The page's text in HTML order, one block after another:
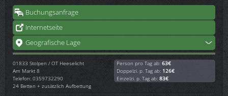
Buchungsanfrage
Internetseite
Geografische Lage
01833 Stolpen / OT Heeselicht
Am Markt 8
Telefon: 0359732290
24 Betten + zusätzlich Aufbettung
Person pro Tag ab: 63€
Doppelzi. p. Tag ab: 126€
Einzelzi. p. Tag ab: 83€